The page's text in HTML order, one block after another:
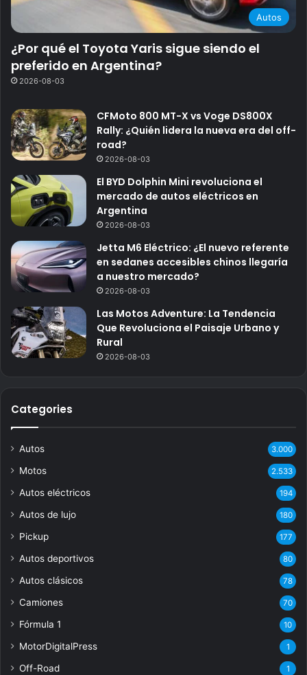
Autos
¿Por qué el Toyota Yaris sigue siendo el
preferido en Argentina?
2026-08-03
CFMoto 800 MT-X vs Voge DS800X
Rally: ¿Quién lidera la nueva era del off-
road?
2026-08-03
El BYD Dolphin Mini revoluciona el
mercado de autos eléctricos en
Argentina
2026-08-03
Jetta M6 Eléctrico: ¿El nuevo referente
en sedanes accesibles chinos llegaría
a nuestro mercado?
2026-08-03
Las Motos Adventure: La Tendencia
Que Revoluciona el Paisaje Urbano y
Rural
2026-08-03
Categories
Autos 3.000
Motos 2.533
Autos eléctricos 194
Autos de lujo 180
Pickup 177
Autos deportivos 80
Autos clásicos 78
Camiones 70
Fórmula 1 10
MotorDigitalPress 1
Off-Road 1